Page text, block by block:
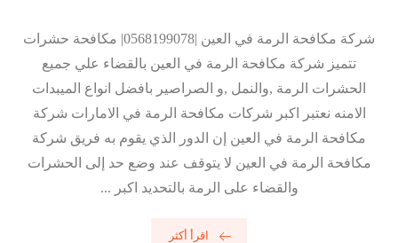
شركة مكافحة الرمة في العين |0568199078| مكافحة حشرات
تتميز شركة مكافحة الرمة في العين بالقضاء علي جميع
الحشرات الرمة ,والنمل ,و الصراصير بافضل انواع الميبدات
الامنه نعتبر اكبر شركات مكافحة الرمة في الامارات شركة
مكافحة الرمة في العين إن الدور الذي يقوم به فريق شركة
مكافحة الرمة في العين لا يتوقف عند وضع حد إلى الحشرات
والقضاء على الرمة بالتحديد اكبر ...
اقرأ أكثر